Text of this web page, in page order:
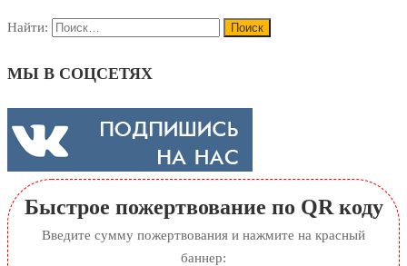
Найти:
МЫ В СОЦСЕТЯХ
Быстрое пожертвование по QR коду
Введите сумму пожертвования и нажмите на красный
баннер: